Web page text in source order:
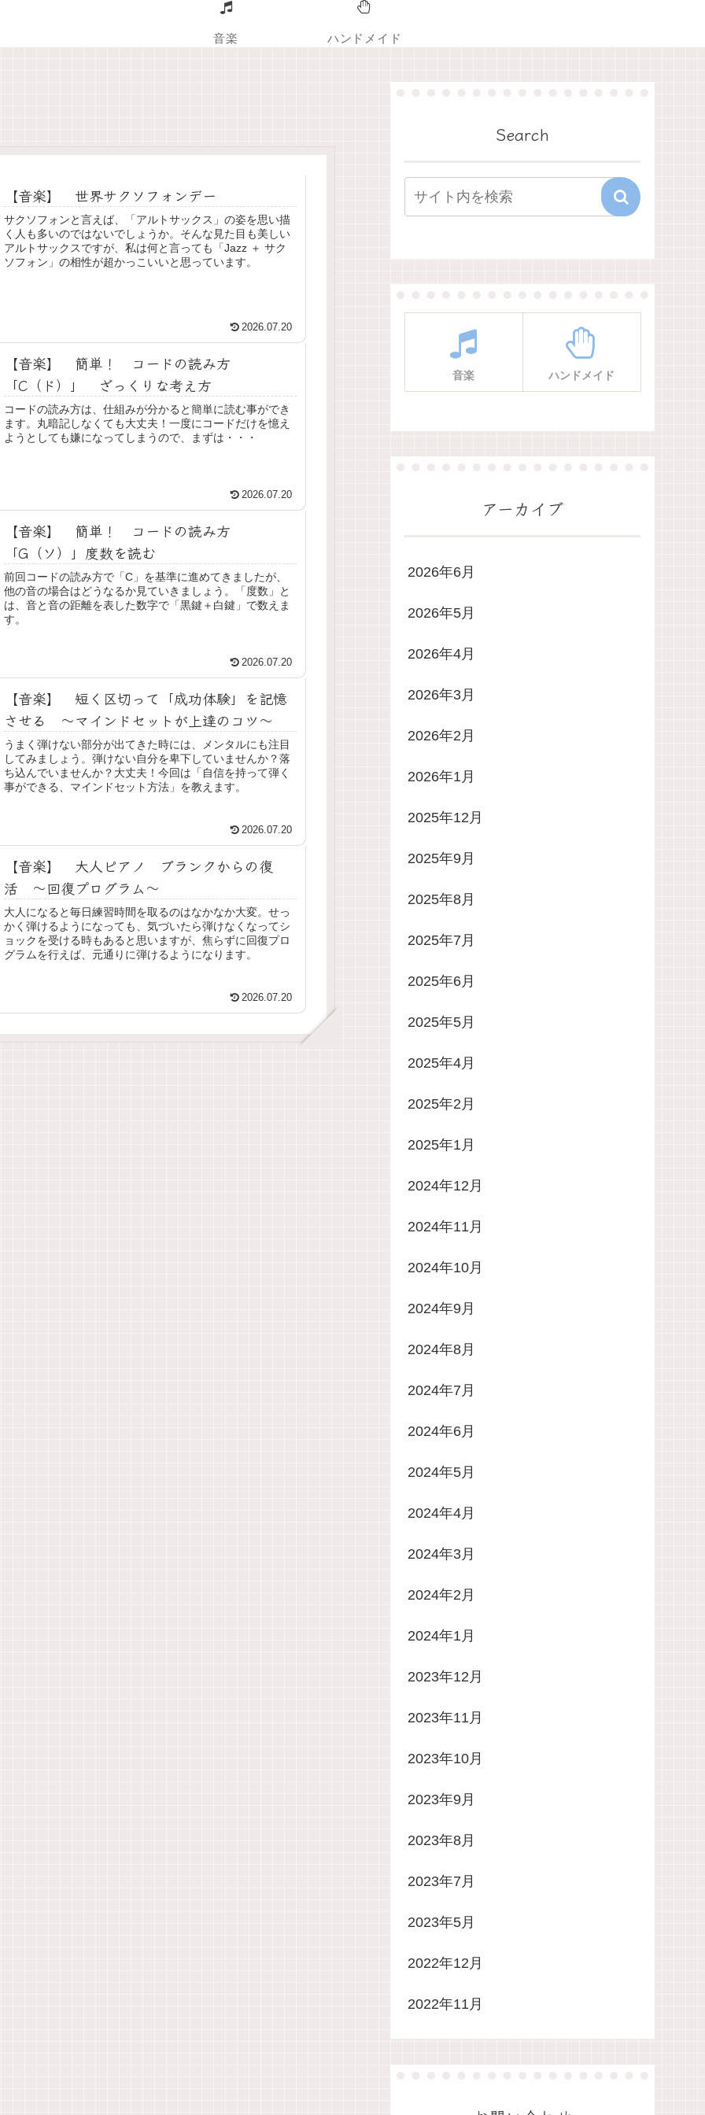
音楽 ハンドメイド
【音楽】 世界サクソフォンデー
サクソフォンと言えば、「アルトサックス」の姿を思い描
く人も多いのではないでしょうか。そんな見た目も美しい
アルトサックスですが、私は何と言っても「Jazz ＋ サク
ソフォン」の相性が超かっこいいと思っています。
2026.07.20
【音楽】 簡単！ コードの読み方
「C（ド）」 ざっくりな考え方
コードの読み方は、仕組みが分かると簡単に読む事ができ
ます。丸暗記しなくても大丈夫！一度にコードだけを憶え
ようとしても嫌になってしまうので、まずは・・・
2026.07.20
【音楽】 簡単！ コードの読み方
「G（ソ）」度数を読む
前回コードの読み方で「C」を基準に進めてきましたが、
他の音の場合はどうなるか見ていきましょう。「度数」と
は、音と音の距離を表した数字で「黒鍵＋白鍵」で数えま
す。
2026.07.20
【音楽】 短く区切って「成功体験」を記憶
させる ～マインドセットが上達のコツ～
うまく弾けない部分が出てきた時には、メンタルにも注目
してみましょう。弾けない自分を卑下していませんか？落
ち込んでいませんか？大丈夫！今回は「自信を持って弾く
事ができる、マインドセット方法」を教えます。
2026.07.20
【音楽】 大人ピアノ ブランクからの復
活 ～回復プログラム～
大人になると毎日練習時間を取るのはなかなか大変。せっ
かく弾けるようになっても、気づいたら弾けなくなってシ
ョックを受ける時もあると思いますが、焦らずに回復プロ
グラムを行えば、元通りに弾けるようになります。
2026.07.20
Search
音楽 ハンドメイド
アーカイブ
2026年6月
2026年5月
2026年4月
2026年3月
2026年2月
2026年1月
2025年12月
2025年9月
2025年8月
2025年7月
2025年6月
2025年5月
2025年4月
2025年2月
2025年1月
2024年12月
2024年11月
2024年10月
2024年9月
2024年8月
2024年7月
2024年6月
2024年5月
2024年4月
2024年3月
2024年2月
2024年1月
2023年12月
2023年11月
2023年10月
2023年9月
2023年8月
2023年7月
2023年5月
2022年12月
2022年11月